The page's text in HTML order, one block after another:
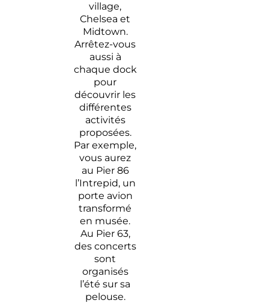
village,
Chelsea et
Midtown.
Arrêtez-vous
aussi à
chaque dock
pour
découvrir les
différentes
activités
proposées.
Par exemple,
vous aurez
au Pier 86
l’Intrepid, un
porte avion
transformé
en musée.
Au Pier 63,
des concerts
sont
organisés
l’été sur sa
pelouse.